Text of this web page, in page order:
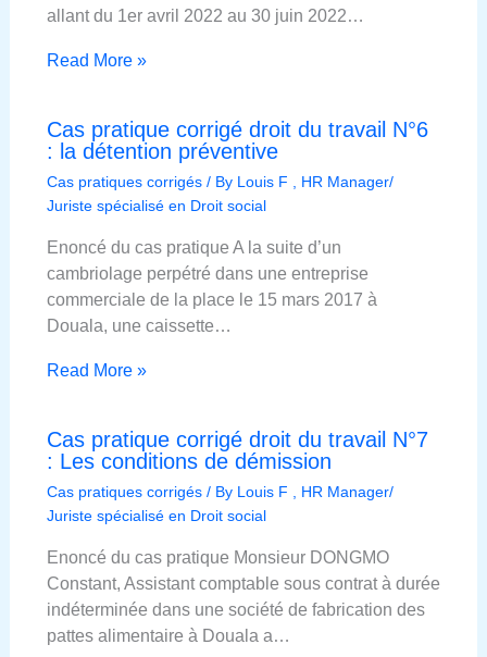
allant du 1er avril 2022 au 30 juin 2022…
Read More »
Cas pratique corrigé droit du travail N°6
: la détention préventive
Cas pratiques corrigés/ By Louis F , HR Manager/
Juriste spécialisé en Droit social
Enoncé du cas pratique A la suite d’un
cambriolage perpétré dans une entreprise
commerciale de la place le 15 mars 2017 à
Douala, une caissette…
Read More »
Cas pratique corrigé droit du travail N°7
: Les conditions de démission
Cas pratiques corrigés/ By Louis F , HR Manager/
Juriste spécialisé en Droit social
Enoncé du cas pratique Monsieur DONGMO
Constant, Assistant comptable sous contrat à durée
indéterminée dans une société de fabrication des
pattes alimentaire à Douala a…